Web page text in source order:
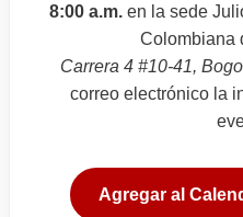
8:00 a.m. en la sede
Colombiana
Carrera 4 #10-41,
correo electrónico la
Agregar al